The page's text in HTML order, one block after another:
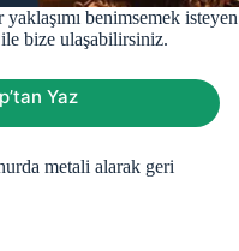
benimsemek isteyen
bize ulaşabilirsiniz.
Yaz
metali alarak geri